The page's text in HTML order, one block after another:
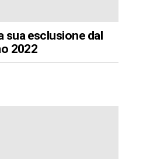
sua esclusione dal
2022